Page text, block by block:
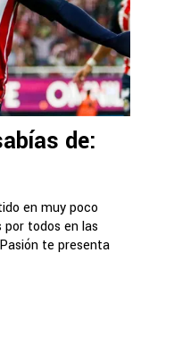
de:
en muy poco
todos en las
te presenta